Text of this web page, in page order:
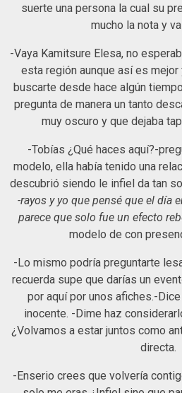
suerte una persona la cual su
mucho la nota y
-Vaya Kamitsure Elesa, no
esta región aunque así es
buscarte desde hace algún
pregunta de manera un tanto
muy oscuro y que dejaba
-Tobías ¿Qué haces aquí?-
modelo, ella había tenido una
descubrió siendo le infiel da tan
-rayos y yo que pensé que el día
parece que solo fue un efecto
modelo de con
-Lo mismo podría preguntarte
recuerda supe que darías un
por aquí por unos afiches.-
inocente. -Dime haz
¿Volvamos a estar juntos como
directa.
-Enserio crees que volvería